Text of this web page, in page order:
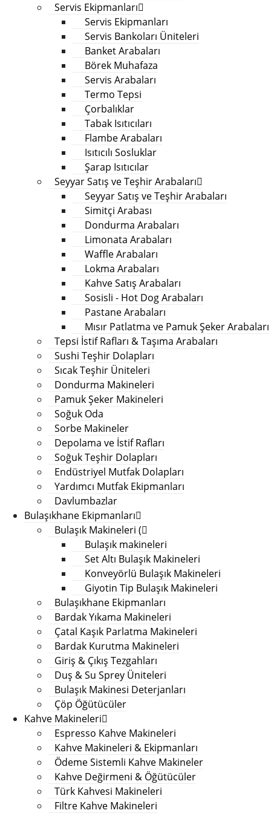
Servis Ekipmanları
Servis Ekipmanları
Servis Bankoları Üniteleri
Banket Arabaları
Börek Muhafaza
Servis Arabaları
Termo Tepsi
Çorbalıklar
Tabak Isıtıcıları
Flambe Arabaları
Isıtıcılı Sosluklar
Şarap Isıtıcılar
Seyyar Satış ve Teşhir Arabaları
Seyyar Satış ve Teşhir Arabaları
Simitçi Arabası
Dondurma Arabaları
Limonata Arabaları
Waffle Arabaları
Lokma Arabaları
Kahve Satış Arabaları
Sosisli - Hot Dog Arabaları
Pastane Arabaları
Mısır Patlatma ve Pamuk Şeker Arabaları
Tepsi İstif Rafları & Taşıma Arabaları
Sushi Teşhir Dolapları
Sıcak Teşhir Üniteleri
Dondurma Makineleri
Pamuk Şeker Makineleri
Soğuk Oda
Sorbe Makineler
Depolama ve İstif Rafları
Soğuk Teşhir Dolapları
Endüstriyel Mutfak Dolapları
Yardımcı Mutfak Ekipmanları
Davlumbazlar
Bulaşıkhane Ekipmanları
Bulaşık Makineleri (
Bulaşık makineleri
Set Altı Bulaşık Makineleri
Konveyörlü Bulaşık Makineleri
Giyotin Tip Bulaşık Makineleri
Bulaşıkhane Ekipmanları
Bardak Yıkama Makineleri
Çatal Kaşık Parlatma Makineleri
Bardak Kurutma Makineleri
Giriş & Çıkış Tezgahları
Duş & Su Sprey Üniteleri
Bulaşık Makinesi Deterjanları
Çöp Öğütücüler
Kahve Makineleri
Espresso Kahve Makineleri
Kahve Makineleri & Ekipmanları
Ödeme Sistemli Kahve Makineler
Kahve Değirmeni & Öğütücüler
Türk Kahvesi Makineleri
Filtre Kahve Makineleri